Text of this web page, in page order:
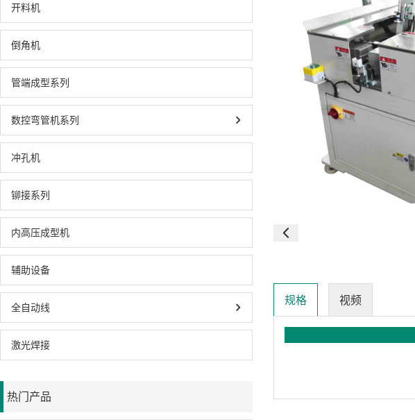
规格 视频
开料机
倒角机
管端成型系列
数控弯管机系列
冲孔机
铆接系列
内高压成型机
辅助设备
全自动线
激光焊接
热门产品